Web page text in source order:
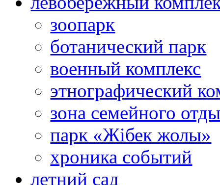
зоопарк
ботанический парк
военный комплекс
этнографический
зона семейного
парк «Жібек жолы»
хроника событий
летний сад